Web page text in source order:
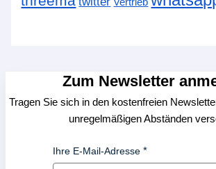
Zum Newsletter
Tragen Sie sich in den kostenfreien
unregelmäßigen Abständen
Ihre E-Mail-Adresse